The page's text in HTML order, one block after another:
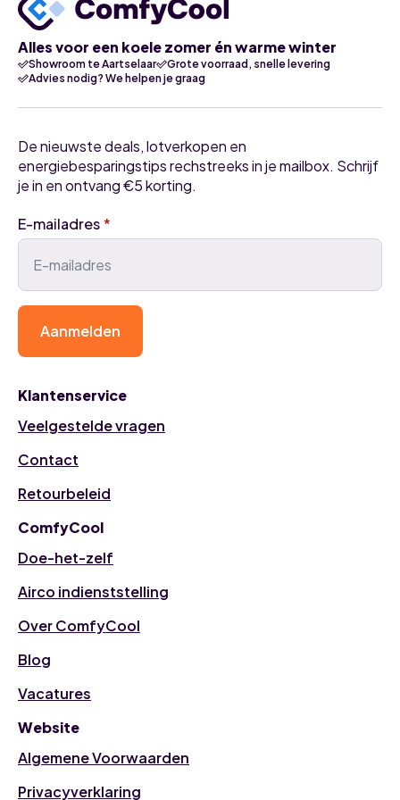
Alles voor een koele zomer én warme winter
Showroom te Aartselaar
Grote voorraad, snelle levering
Advies nodig? We helpen je graag
Klantenservice
Veelgestelde vragen
Contact
Retourbeleid
ComfyCool
Doe-het-zelf
Airco indienststelling
Over ComfyCool
Blog
Vacatures
Website
Algemene Voorwaarden
Privacyverklaring
De nieuwste deals, lotverkopen en
energiebesparingstips rechstreeks in je mailbox. Schrijf
je in en ontvang €5 korting.
E-mailadres*
Aanmelden